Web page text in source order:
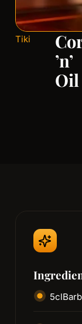
Tiki
’n’
Oil
5cl